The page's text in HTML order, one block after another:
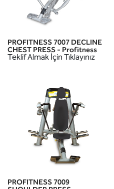
PROFITNESS 7007 DECLINE
CHEST PRESS - Profitness
Teklif Almak İçin Tıklayınız
PROFITNESS 7009